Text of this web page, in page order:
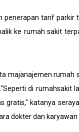
penerapan tarif
ke rumah sakit
majanajemen rumah
di rumahsakit
gratis," katanya
dokter dan